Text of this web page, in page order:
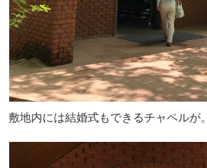
敷地内には結婚式もできるチャペルが。